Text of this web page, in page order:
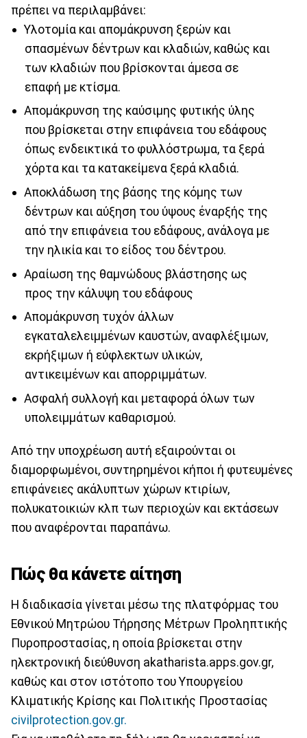
πρέπει να περιλαμβάνει:
Υλοτομία και απομάκρυνση ξερών και
σπασμένων δέντρων και κλαδιών, καθώς και
των κλαδιών που βρίσκονται άμεσα σε
επαφή με κτίσμα.
Απομάκρυνση της καύσιμης φυτικής ύλης
που βρίσκεται στην επιφάνεια του εδάφους
όπως ενδεικτικά το φυλλόστρωμα, τα ξερά
χόρτα και τα κατακείμενα ξερά κλαδιά.
Αποκλάδωση της βάσης της κόμης των
δέντρων και αύξηση του ύψους έναρξής της
από την επιφάνεια του εδάφους, ανάλογα με
την ηλικία και το είδος του δέντρου.
Αραίωση της θαμνώδους βλάστησης ως
προς την κάλυψη του εδάφους
Απομάκρυνση τυχόν άλλων
εγκαταλελειμμένων καυστών, αναφλέξιμων,
εκρήξιμων ή εύφλεκτων υλικών,
αντικειμένων και απορριμμάτων.
Ασφαλή συλλογή και μεταφορά όλων των
υπολειμμάτων καθαρισμού.
Από την υποχρέωση αυτή εξαιρούνται οι
διαμορφωμένοι, συντηρημένοι κήποι ή φυτευμένες
επιφάνειες ακάλυπτων χώρων κτιρίων,
πολυκατοικιών κλπ των περιοχών και εκτάσεων
που αναφέρονται παραπάνω.
Πώς θα κάνετε αίτηση
Η διαδικασία γίνεται μέσω της πλατφόρμας του
Εθνικού Μητρώου Τήρησης Μέτρων Προληπτικής
Πυροπροστασίας, η οποία βρίσκεται στην
ηλεκτρονική διεύθυνση akatharista.apps.gov.gr,
καθώς και στον ιστότοπο του Υπουργείου
Κλιματικής Κρίσης και Πολιτικής Προστασίας
civilprotection.gov.gr.